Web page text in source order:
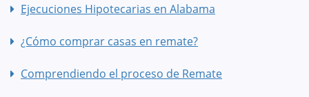
Ejecuciones Hipotecarias en Alabama
¿Cómo comprar casas en remate?
Comprendiendo el proceso de Remate